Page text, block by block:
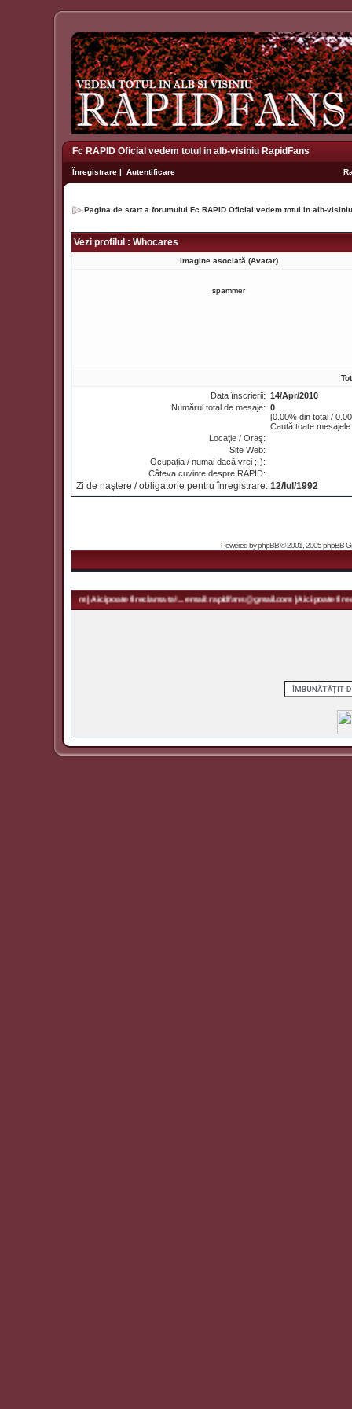
Fc RAPID Oficial vedem totul in alb-visiniu RapidFans
Înregistrare | Autentificare
Pagina de start a forumului Fc RAPID Oficial vedem totul in alb-
Vezi profilul : Whocares
Imagine asociată (Avatar)
spammer
Data înscrierii: 14/Apr/2010
Numărul total de mesaje: 0
[0.00% din total /
Caută toate
Locaţie / Oraş:
Site Web:
Ocupaţia / numai dacă vrei ;-):
Câteva cuvinte despre RAPID:
Zi de naştere / obligatorie pentru înregistrare: 12/Iul/1992
Powered byphpBB© 2001, 2005 phpBB
| Aici poate fi reclama ta! ... email: rapidfans@gmail.com | Aici poate fi